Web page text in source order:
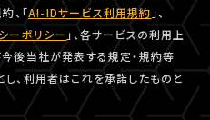
、「A!-IDサービス利用規約 」、
ーポリシー 」、各サービスの利用上
後当社が発表する規定・規約等
、利用者はこれを承諾したものと